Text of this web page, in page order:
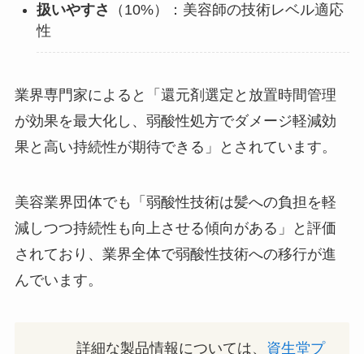
扱いやすさ
（10%）：美容師の技術レベル適応
性
業界専門家によると「還元剤選定と放置時間管理
が効果を最大化し、弱酸性処方でダメージ軽減効
果と高い持続性が期待できる」とされています。
美容業界団体でも「弱酸性技術は髪への負担を軽
減しつつ持続性も向上させる傾向がある」と評価
されており、業界全体で弱酸性技術への移行が進
んでいます。
詳細な製品情報については、 資生堂プ